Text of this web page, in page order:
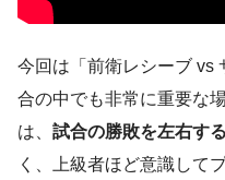
今回は「前衛レシーブ vs
合の中でも非常に重要な
は、 試合の勝敗を左右す
く、上級者ほど意識して